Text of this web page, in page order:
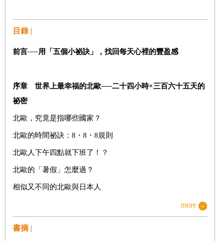
目錄 |
前言──用「五個小祕訣」，找回每天心裡的豐盈感
序章 世界上最幸福的北歐──二十四小時×三百六十五天的
祕密
北歐，究竟是指哪些國家？
北歐的時間祕訣：8・8・8規則
北歐人下午四點就下班了！？
北歐的「暑假」怎麼過？
相似又不同的北歐與日本人
more
書摘 |